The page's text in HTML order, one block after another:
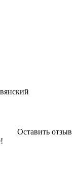
Оставить отзыв